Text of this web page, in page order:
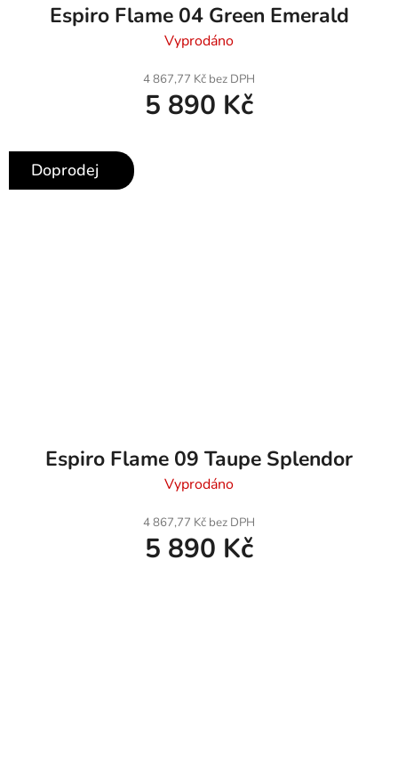
Espiro Flame 04 Green Emerald
Vyprodáno
4 867,77 Kč bez DPH
5 890 Kč
Doprodej
Espiro Flame 09 Taupe Splendor
Vyprodáno
4 867,77 Kč bez DPH
5 890 Kč